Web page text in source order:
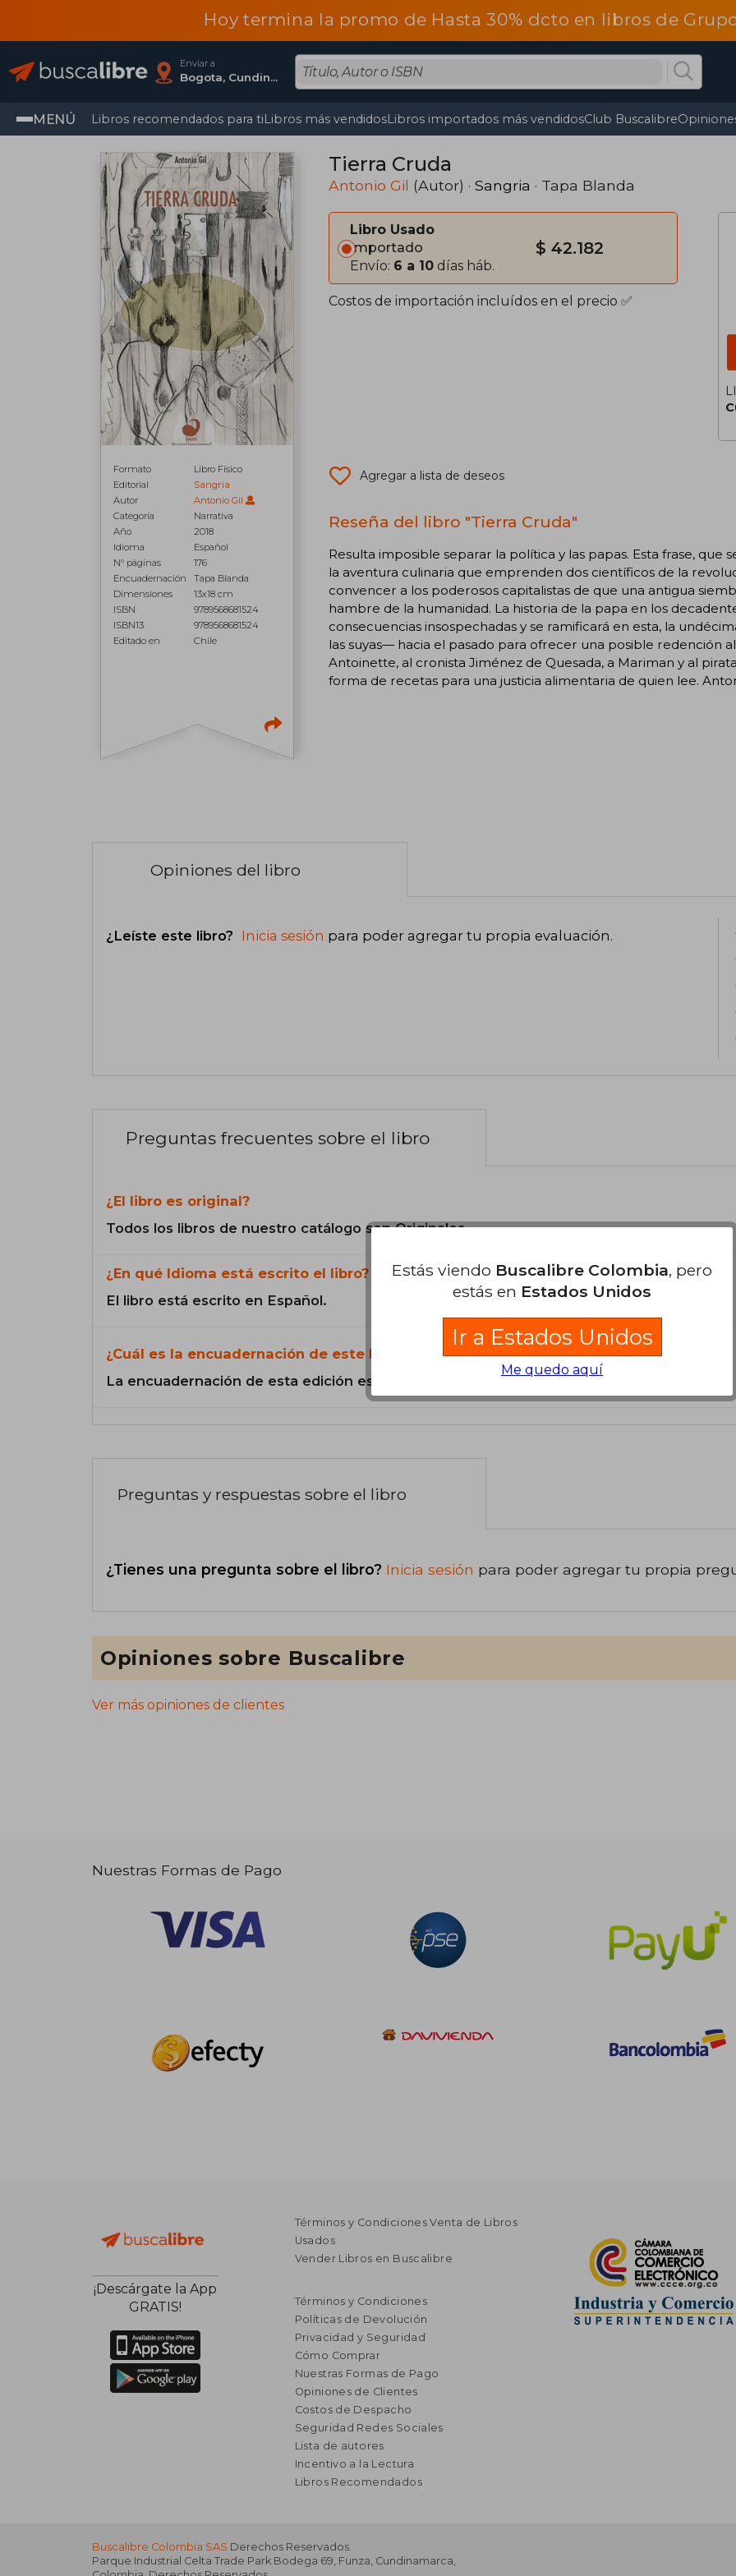
Hoy termina la promo de Hasta 30% dcto en libros de
Enviar a
Bogota, Cundinamarca
MENÚ Libros recomendados para tiLibros más vendidosLibros importados más vendidosClub Buscalibre
Formato
Libro Físico
Editorial
Sangria
Autor
Antonio Gil
Categoría
Narrativa
Año
2018
Idioma
Español
N° páginas
176
Encuadernación
Tapa Blanda
Dimensiones
13x18 cm
ISBN
9789568681524
ISBN13
9789568681524
Editado en
Chile
Tierra Cruda
Antonio Gil (Autor) · Sangria · Tapa Blanda
Libro Usado
Importado
Envío: 6 a 10 días háb.
$ 42.182
Costos de importación incluídos en el precio ✅
Agregar a lista de deseos
Reseña del libro "Tierra Cruda"
Resulta imposible separar la política y las papas. Esta frase, que
la aventura culinaria que emprenden dos científicos de la
convencer a los poderosos capitalistas de que una antigua
hambre de la humanidad. La historia de la papa en los
consecuencias insospechadas y se ramificará en esta, la
las suyas— hacia el pasado para ofrecer una posible redención
Antoinette, al cronista Jiménez de Quesada, a Mariman y al
forma de recetas para una justicia alimentaria de quien lee.
Opiniones del libro
¿Leíste este libro? Inicia sesión para poder agregar tu propia evaluación.
Preguntas frecuentes sobre el libro
¿El libro es original?
Todos los libros de nuestro catálogo son Originales.
¿En qué Idioma está escrito el libro?
El libro está escrito en Español.
¿Cuál es la encuadernación de este libro?
La encuadernación de esta edición es Tapa Blanda.
Preguntas y respuestas sobre el libro
¿Tienes una pregunta sobre el libro? Inicia sesión para poder agregar tu propia
Opiniones sobre Buscalibre
Ver más opiniones de clientes
Nuestras Formas de Pago
¡Descárgate la App
GRATIS!
Términos y Condiciones Venta de Libros
Usados
Vender Libros en Buscalibre
Términos y Condiciones
Políticas de Devolución
Privacidad y Seguridad
Cómo Comprar
Nuestras Formas de Pago
Opiniones de Clientes
Costos de Despacho
Seguridad Redes Sociales
Lista de autores
Incentivo a la Lectura
Libros Recomendados
Buscalibre Colombia SAS Derechos Reservados.
Parque Industrial Celta Trade Park Bodega 69, Funza, Cundinamarca,
Estás viendo Buscalibre Colombia, pero
estás en Estados Unidos
Ir a Estados Unidos
Me quedo aquí